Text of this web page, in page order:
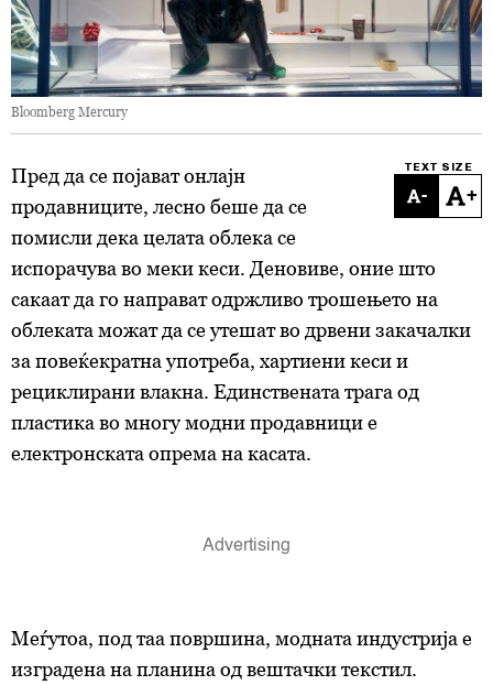
Bloomberg Mercury
TEXT SIZE
- +
Пред да се појават онлајн
продавниците, лесно беше да се
помисли дека целата облека се
испорачува во меки кеси. Деновиве, оние што
сакаат да го направат одржливо трошењето на
облеката можат да се утешат во дрвени закачалки
за повеќекратна употреба, хартиени кеси и
рециклирани влакна. Единствената трага од
пластика во многу модни продавници е
електронската опрема на касата.
Меѓутоа, под таа површина, модната индустрија е
изградена на планина од вештачки текстил.